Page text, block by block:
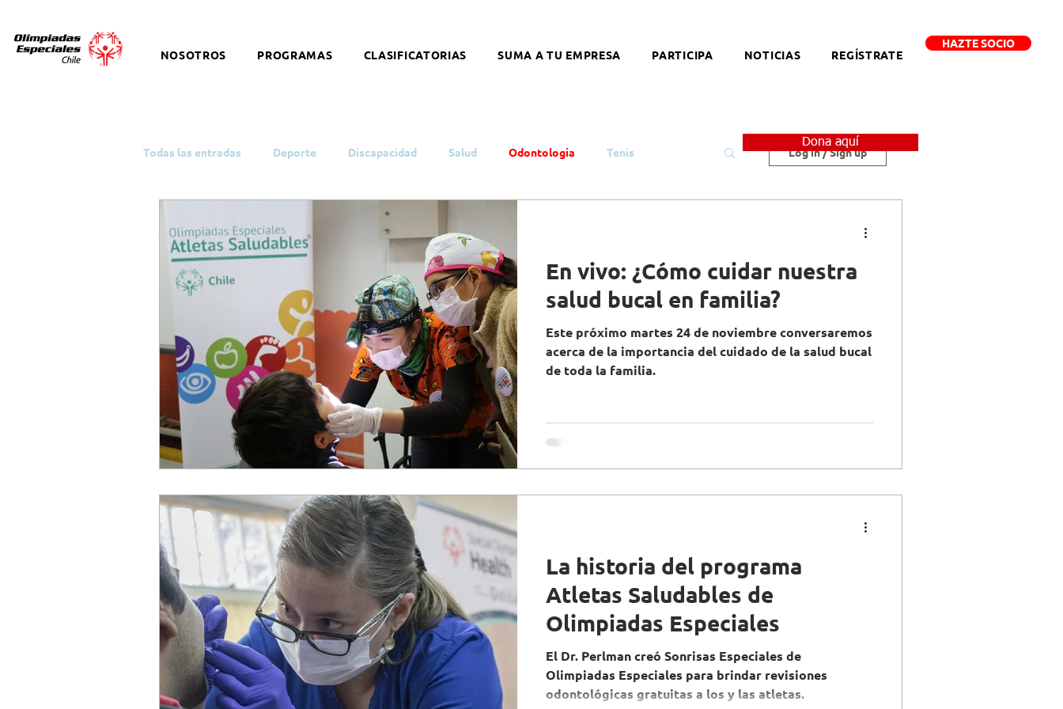
NOSOTROS PROGRAMAS CLASIFICATORIAS SUMA A TU EMPRESA PARTICIPA NOTICIAS REGÍSTRATE
HAZTE SOCIO
Todas las entradas Deporte Discapacidad Salud Odontologia Tenis
Infancia y Juventud Género Cultura Snowboard Equitación
Discapacidad Intelectual Síndrome de Down Coronavirus Salud Mental eSports
Baloncesto Charlas y talleres Literatura Arte
Lectura fácil Fútbol Columnas de Opinión
Log in / Sign up
En vivo: ¿Cómo cuidar nuestra
salud bucal en familia?
Este próximo martes 24 de noviembre conversaremos
acerca de la importancia del cuidado de la salud bucal
de toda la familia.
La historia del programa
Atletas Saludables de
Olimpiadas Especiales
El Dr. Perlman creó Sonrisas Especiales de
Olimpiadas Especiales para brindar revisiones
odontológicas gratuitas a los y las atletas.
Dona aquí